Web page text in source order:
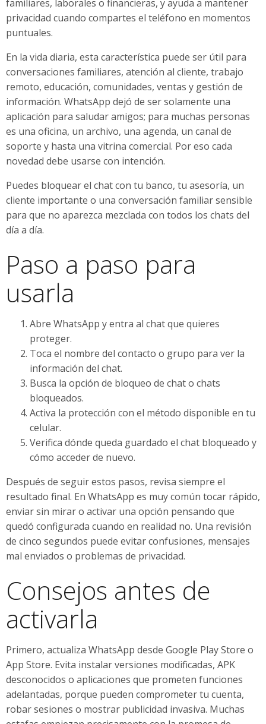
familiares, laborales o financieras, y ayuda a mantener
privacidad cuando compartes el teléfono en momentos
puntuales.
En la vida diaria, esta característica puede ser útil para
conversaciones familiares, atención al cliente, trabajo
remoto, educación, comunidades, ventas y gestión de
información. WhatsApp dejó de ser solamente una
aplicación para saludar amigos; para muchas personas
es una oficina, un archivo, una agenda, un canal de
soporte y hasta una vitrina comercial. Por eso cada
novedad debe usarse con intención.
Puedes bloquear el chat con tu banco, tu asesoría, un
cliente importante o una conversación familiar sensible
para que no aparezca mezclada con todos los chats del
día a día.
Paso a paso para
usarla
Abre WhatsApp y entra al chat que quieres
proteger.
Toca el nombre del contacto o grupo para ver la
información del chat.
Busca la opción de bloqueo de chat o chats
bloqueados.
Activa la protección con el método disponible en tu
celular.
Verifica dónde queda guardado el chat bloqueado y
cómo acceder de nuevo.
Después de seguir estos pasos, revisa siempre el
resultado final. En WhatsApp es muy común tocar rápido,
enviar sin mirar o activar una opción pensando que
quedó configurada cuando en realidad no. Una revisión
de cinco segundos puede evitar confusiones, mensajes
mal enviados o problemas de privacidad.
Consejos antes de
activarla
Primero, actualiza WhatsApp desde Google Play Store o
App Store. Evita instalar versiones modificadas, APK
desconocidos o aplicaciones que prometen funciones
adelantadas, porque pueden comprometer tu cuenta,
robar sesiones o mostrar publicidad invasiva. Muchas